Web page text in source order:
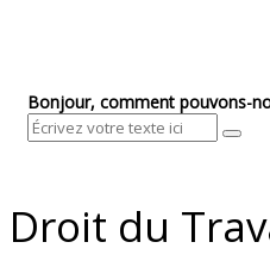
Bonjour, comment pouvons-
Droit du